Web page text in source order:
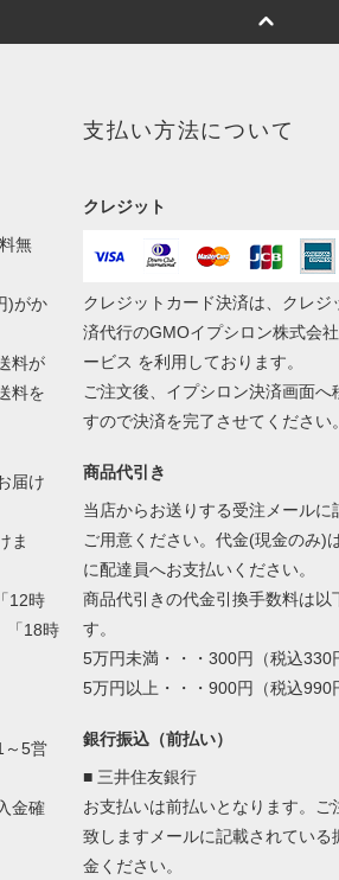
無
)がか
料が
料を
届け
ま
12時
「18時
～5営
金確
支払い方法について
クレジット
クレジットカード決済は、クレジ
済代行のGMOイプシロン株式会
ービス を利用しております。
ご注文後、イプシロン決済画面へ
すので決済を完了させてください
商品代引き
当店からお送りする受注メールに
ご用意ください。代金(現金のみ)
に配達員へお支払いください。
商品代引きの代金引換手数料は以
す。
5万円未満・・・300円（税込330
5万円以上・・・900円（税込990
銀行振込（前払い）
■ 三井住友銀行
お支払いは前払いとなります。ご
致しますメールに記載されている
金ください。